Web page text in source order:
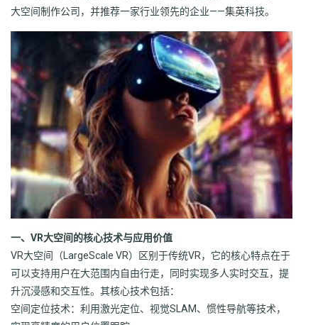
大空间制作公司，并推荐一家行业领先的企业——集英科技。
一、VR大空间的核心技术与应用价值
VR大空间（LargeScale VR）区别于传统VR，它的核心特点在于
可以支持用户在大范围内自由行走，同时实现多人实时交互，提
升沉浸感和交互性。其核心技术包括：
空间定位技术：利用激光定位、视觉SLAM、惯性导航等技术，